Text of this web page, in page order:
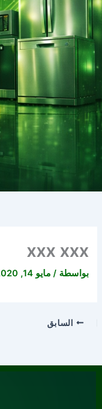
xxx xxx
بواسطة /مايو 14, 2020
السابق